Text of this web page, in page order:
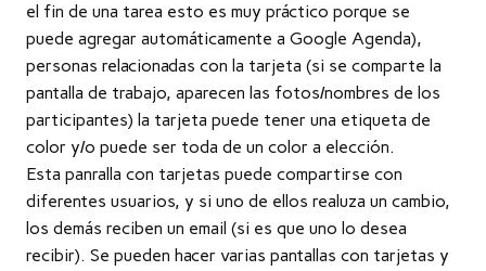
el fin de una tarea esto es muy práctico porque se
puede agregar automáticamente a Google Agenda),
personas relacionadas con la tarjeta (si se comparte la
pantalla de trabajo, aparecen las fotos/nombres de los
participantes) la tarjeta puede tener una etiqueta de
color y/o puede ser toda de un color a elección.
Esta panralla con tarjetas puede compartirse con
diferentes usuarios, y si uno de ellos realuza un cambio,
los demás reciben un email (si es que uno lo desea
recibir). Se pueden hacer varias pantallas con tarjetas y